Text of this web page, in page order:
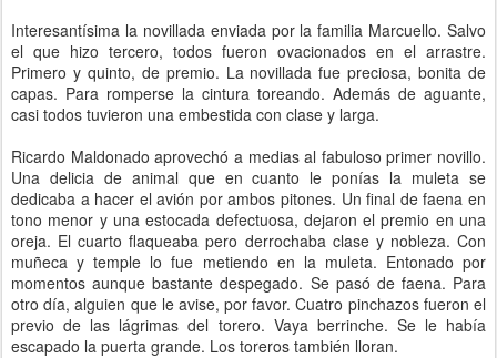
Interesantísima la novillada enviada por la familia Marcuello. Salvo
el que hizo tercero, todos fueron ovacionados en el arrastre.
Primero y quinto, de premio. La novillada fue preciosa, bonita de
capas. Para romperse la cintura toreando. Además de aguante,
casi todos tuvieron una embestida con clase y larga.
Ricardo Maldonado aprovechó a medias al fabuloso primer novillo.
Una delicia de animal que en cuanto le ponías la muleta se
dedicaba a hacer el avión por ambos pitones. Un final de faena en
tono menor y una estocada defectuosa, dejaron el premio en una
oreja. El cuarto flaqueaba pero derrochaba clase y nobleza. Con
muñeca y temple lo fue metiendo en la muleta. Entonado por
momentos aunque bastante despegado. Se pasó de faena. Para
otro día, alguien que le avise, por favor. Cuatro pinchazos fueron el
previo de las lágrimas del torero. Vaya berrinche. Se le había
escapado la puerta grande. Los toreros también lloran.